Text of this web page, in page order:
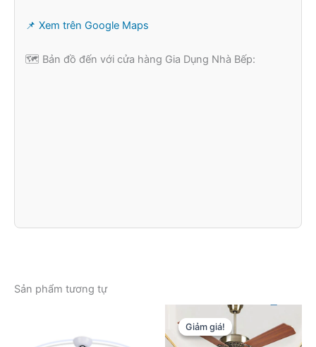
📌 Xem trên Google Maps
🗺️ Bản đồ đến với cửa hàng Gia Dụng Nhà Bếp:
Sản phẩm tương tự
Giảm giá!
Giảm giá!